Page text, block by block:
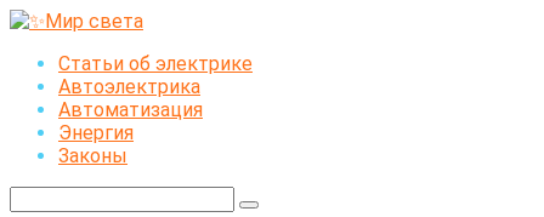
Перейти
контентуСтатьи об электрике
Автоэлектрика
Автоматизация
Энергия
Законы